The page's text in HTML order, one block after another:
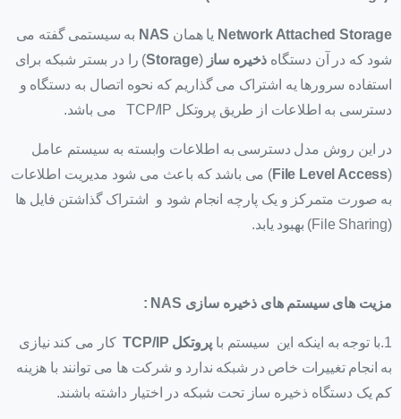
Network Attached Storage یا همان NAS به سیستمی گفته می
شود که در آن دستگاه ذخیره ساز (
Storage) را در بستر شبکه برای
استفاده سرورها یه اشتراک می گذاریم که نحوه اتصال به دستگاه و
دسترسی به اطلاعات از طریق پروتکل TCP/IP می باشد.
در این روش مدل دسترسی به اطلاعات وابسته به سیستم عامل
(
File Level Access) می باشد که باعث می شود مدیریت اطلاعات
به صورت متمرکز و یک پارچه انجام شود و اشتراک گذاشتن فایل ها
(File Sharing) بهبود یابد.
مزیت های سیستم های ذخیره سازی NAS
:
1.با توجه به اینکه این سیستم با پروتکل TCP/IP
کار می کند نیازی
به انجام تغییرات خاص در شبکه ندارد و شرکت ها می توانند با هزینه
کم یک دستگاه ذخیره ساز تحت شبکه در اختیار داشته باشند.